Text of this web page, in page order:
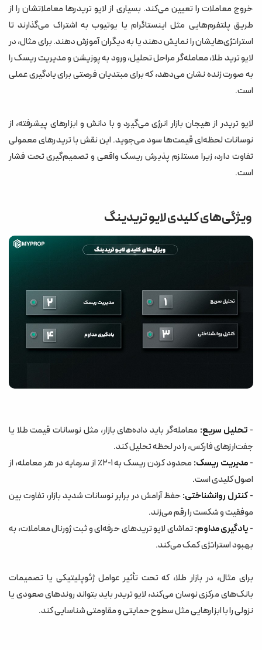
خروج معاملات را تعیین می‌کند. بسیاری از لایو تریدرها معاملاتشان را از
طریق پلتفرم‌هایی مثل اینستاگرام یا یوتیوب به اشتراک می‌گذارند تا
استراتژی‌هایشان را نمایش دهند یا به دیگران آموزش دهند. برای مثال، در
لایو ترید طلا، معامله‌گر مراحل تحلیل، ورود به پوزیشن و مدیریت ریسک را
به صورت زنده نشان می‌دهد، که برای مبتدیان فرصتی برای یادگیری عملی
است.
لایو تریدر از هیجان بازار انرژی می‌گیرد و با دانش و ابزارهای پیشرفته، از
نوسانات لحظه‌ای قیمت‌ها سود می‌جوید. این نقش با تریدرهای معمولی
تفاوت دارد، زیرا مستلزم پذیرش ریسک واقعی و تصمیم‌گیری تحت فشار
است.
- تحلیل سریع: معامله‌گر باید داده‌های بازار، مثل نوسانات قیمت طلا یا
جفت‌ارزهای فارکس، را در لحظه تحلیل کند.
-مدیریت ریسک:
محدود کردن ریسک به ۱-۲٪ از سرمایه در هر معامله، از
اصول کلیدی است.
-کنترل روانشناختی:حفظ آرامش در برابر نوسانات شدید بازار، تفاوت بین
موفقیت و شکست را رقم می‌زند.
-یادگیری مداوم: تماشای لایو تریدهای حرفه‌ای و ثبت ژورنال معاملات، به
بهبود استراتژی کمک می‌کند.
برای مثال، در بازار طلا، که تحت تأثیر عوامل ژئوپلیتیکی یا تصمیمات
بانک‌های مرکزی نوسان می‌کند، لایو تریدر باید بتواند روندهای صعودی یا
نزولی را با ابزارهایی مثل سطوح حمایتی و مقاومتی شناسایی کند.